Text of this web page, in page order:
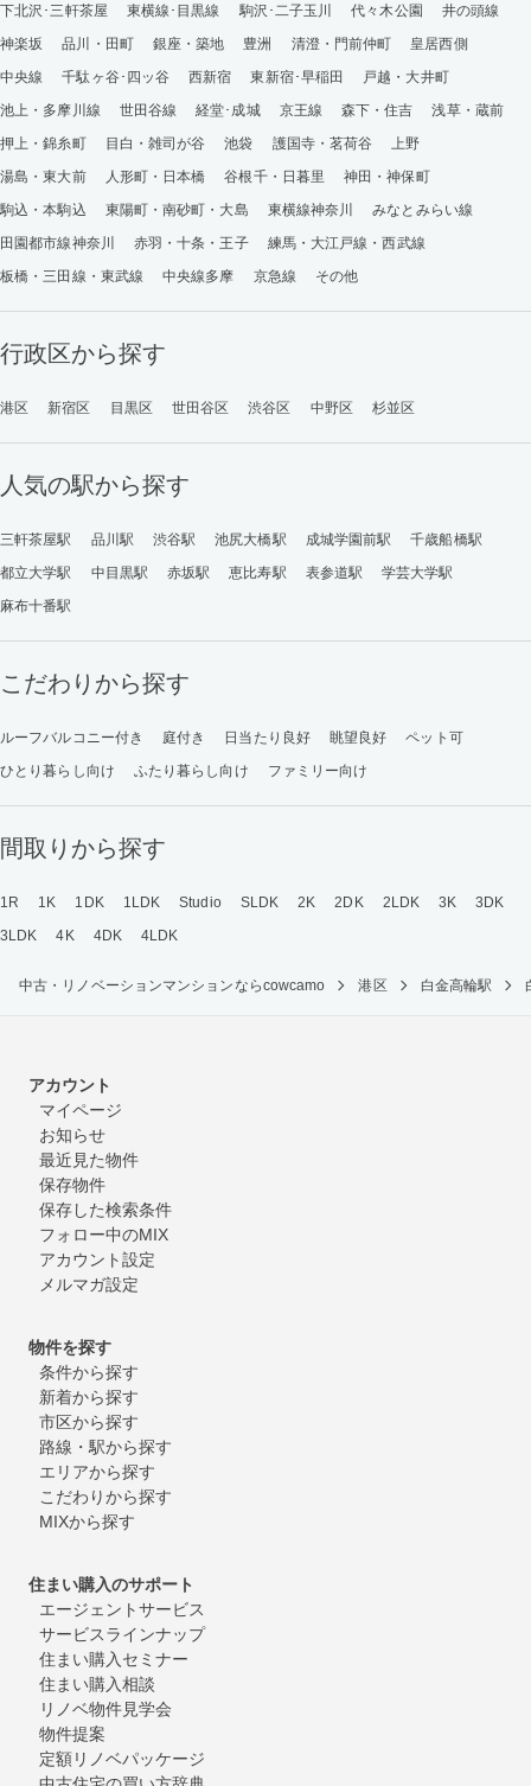
下北沢･三軒茶屋
東横線･目黒線 駒沢･二子玉川 代々木公園
井の頭線
神楽坂
品川・田町 銀座・築地 豊洲 清澄・門前仲町
皇居西側
中央線
千駄ヶ谷･四ッ谷 西新宿 東新宿･早稲田
戸越・大井町
池上・多摩川線
世田谷線 経堂･成城 京王線 森下・住吉
浅草・蔵前
押上・錦糸町
目白・雑司が谷 池袋 護国寺・茗荷谷
上野
湯島・東大前
人形町・日本橋 谷根千・日暮里
神田・神保町
駒込・本駒込
東陽町・南砂町・大島 東横線神奈川
みなとみらい線
田園都市線神奈川
赤羽・十条・王子
練馬・大江戸線・西武線
板橋・三田線・東武線
中央線多摩 京急線 その他
行政区から探す
港区 新宿区 目黒区 世田谷区 渋谷区 中野区 杉並区
人気の駅から探す
三軒茶屋駅 品川駅 渋谷駅 池尻大橋駅 成城学園前駅
千歳船橋駅
都立大学駅
中目黒駅 赤坂駅 恵比寿駅 表参道駅
学芸大学駅
麻布十番駅
こだわりから探す
ルーフバルコニー付き 庭付き 日当たり良好 眺望良好
ペット可
ひとり暮らし向け
ふたり暮らし向け ファミリー向け
間取りから探す
1R 1K 1DK 1LDK Studio SLDK 2K 2DK 2LDK 3K
3DK
3LDK
4K 4DK 4LDK
中古・リノベーションマンションならcowcamo 港区 白金高輪駅
アカウント
マイページ
お知らせ
最近見た物件
保存物件
保存した検索条件
フォロー中のMIX
アカウント設定
メルマガ設定
物件を探す
条件から探す
新着から探す
市区から探す
路線・駅から探す
エリアから探す
こだわりから探す
MIXから探す
住まい購入のサポート
エージェントサービス
サービスラインナップ
住まい購入セミナー
住まい購入相談
リノベ物件見学会
物件提案
定額リノベパッケージ